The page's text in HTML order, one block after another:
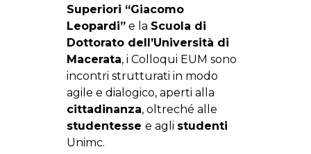
Superiori “Giacomo
Leopardi” e la Scuola di
Dottorato dell’Università di
Macerata, i Colloqui EUM sono
incontri strutturati in modo
agile e dialogico, aperti alla
cittadinanza, oltreché alle
studentesse e agli studenti
Unimc.